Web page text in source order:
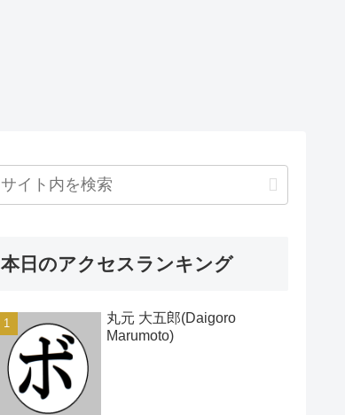
本日のアクセスランキング
丸元 大五郎(Daigoro
Marumoto)